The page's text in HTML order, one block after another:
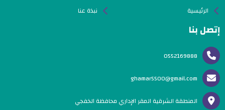
الرئيسية نبذة عنا
إتصل بنا
0552169888
ghamar5500@gmail.com
المنطقة الشرقية المقر الإداري محافظة الخفجي